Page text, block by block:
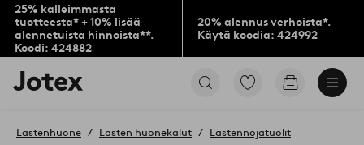
25% kalleimmasta
tuotteesta* + 10% lisää
alennetuista hinnoista**.
Koodi: 424882
20% alennus verhoista*.
Käytä koodia: 424992
Jotex-
logo
aloitussivulle
Siirry
Siirry
Lastenhuone Lasten huonekalut Lastennojatuolit